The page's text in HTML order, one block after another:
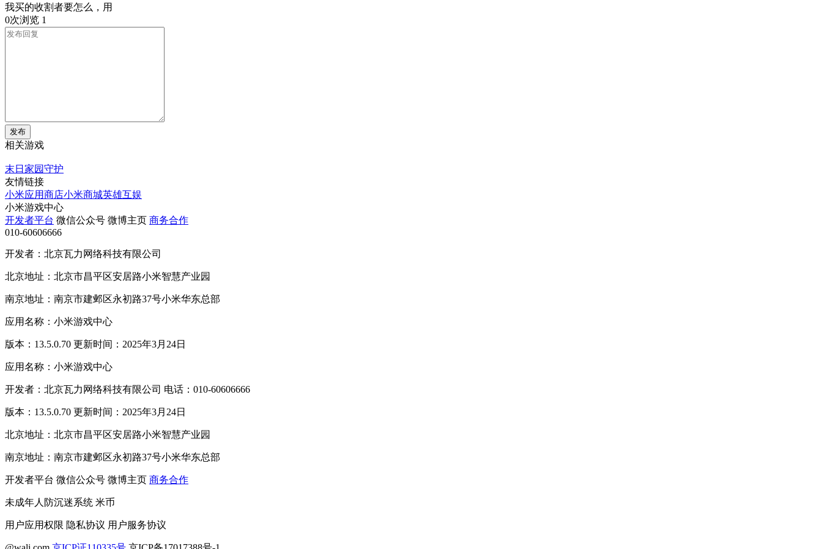
我买的收割者要怎么，用
0次浏览 1
发布
相关游戏
末日家园守护
友情链接
小米应用商店小米商城英雄互娱
小米游戏中心
开发者平台 微信公众号 微博主页 商务合作
010-60606666
开发者：北京瓦力网络科技有限公司
北京地址：北京市昌平区安居路小米智慧产业园
南京地址：南京市建邺区永初路37号小米华东总部
应用名称：小米游戏中心
版本：13.5.0.70 更新时间：2025年3月24日
应用名称：小米游戏中心
开发者：北京瓦力网络科技有限公司 电话：010-60606666
版本：13.5.0.70 更新时间：2025年3月24日
北京地址：北京市昌平区安居路小米智慧产业园
南京地址：南京市建邺区永初路37号小米华东总部
开发者平台 微信公众号 微博主页 商务合作
未成年人防沉迷系统 米币
用户应用权限 隐私协议 用户服务协议